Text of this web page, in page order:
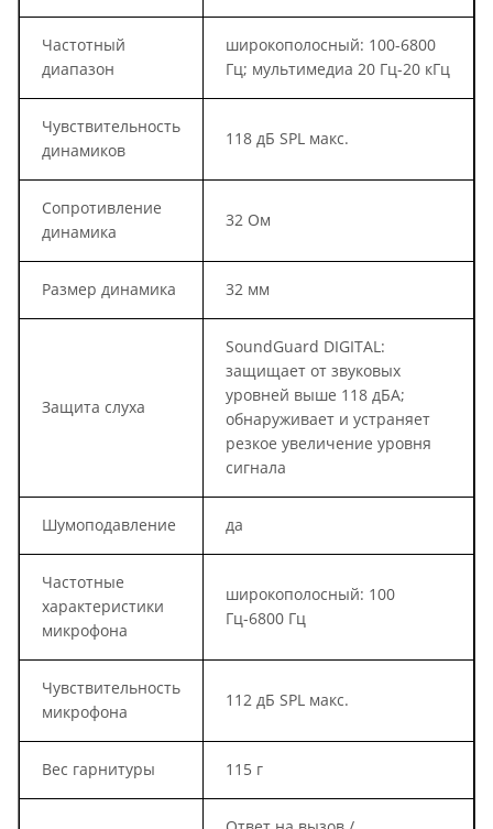
Частотный
диапазон
широкополосный: 100-6800
Гц; мультимедиа 20 Гц-20 кГц
Чувствительность
динамиков
118 дБ SPL макс.
Сопротивление
динамика
32 Ом
Размер динамика 32 мм
Защита слуха
SoundGuard DIGITAL:
защищает от звуковых
уровней выше 118 дБА;
обнаруживает и устраняет
резкое увеличение уровня
сигнала
Шумоподавление да
Частотные
характеристики
микрофона
широкополосный: 100
Гц-6800 Гц
Чувствительность
микрофона
112 дБ SPL макс.
Вес гарнитуры 115 г